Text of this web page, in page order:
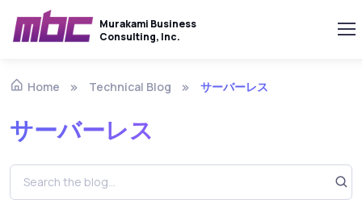
Murakami Business
Consulting, Inc.
Home Technical Blog サーバーレス
サーバーレス